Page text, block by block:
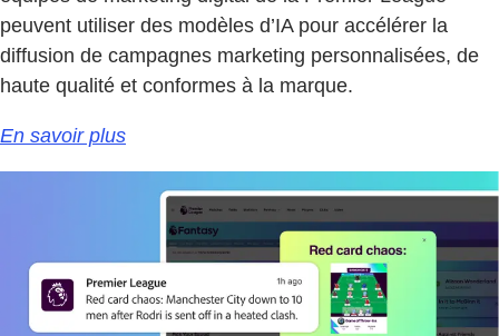
peuvent utiliser des modèles d’IA pour accélérer la
diffusion de campagnes marketing personnalisées, de
haute qualité et conformes à la marque.
En savoir plus